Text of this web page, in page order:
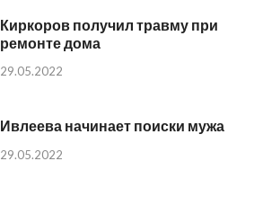
Киркоров получил травму при
ремонте дома
29.05.2022
Ивлеева начинает поиски мужа
29.05.2022